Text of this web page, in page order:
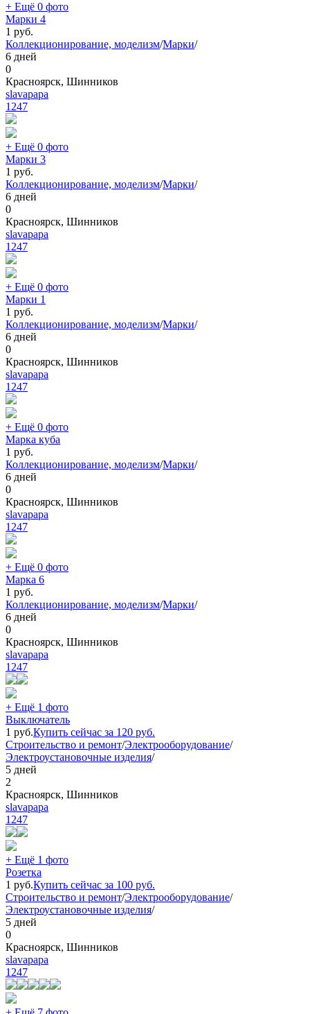
+ Ещё 0 фото
Марки 4
1 руб.
Коллекционирование, моделизм/Марки/
6 дней
0
Красноярск, Шинников
slavapapa
1247
+ Ещё 0 фото
Марки 3
1 руб.
Коллекционирование, моделизм/Марки/
6 дней
0
Красноярск, Шинников
slavapapa
1247
+ Ещё 0 фото
Марки 1
1 руб.
Коллекционирование, моделизм/Марки/
6 дней
0
Красноярск, Шинников
slavapapa
1247
+ Ещё 0 фото
Марка куба
1 руб.
Коллекционирование, моделизм/Марки/
6 дней
0
Красноярск, Шинников
slavapapa
1247
+ Ещё 0 фото
Марка 6
1 руб.
Коллекционирование, моделизм/Марки/
6 дней
0
Красноярск, Шинников
slavapapa
1247
+ Ещё 1 фото
Выключатель
1 руб.Купить сейчас за 120 руб.
Строительство и ремонт/Электрооборудование/
Электроустановочные изделия/
5 дней
2
Красноярск, Шинников
slavapapa
1247
+ Ещё 1 фото
Розетка
1 руб.Купить сейчас за 100 руб.
Строительство и ремонт/Электрооборудование/
Электроустановочные изделия/
5 дней
0
Красноярск, Шинников
slavapapa
1247